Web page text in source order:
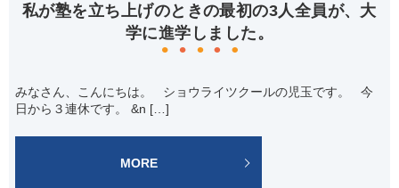
私が塾を立ち上げのときの最初の3人全員が、大
学に進学しました。
みなさん、こんにちは。 ショウライツクールの児玉です。 今
日から３連休です。 &n […]
MORE